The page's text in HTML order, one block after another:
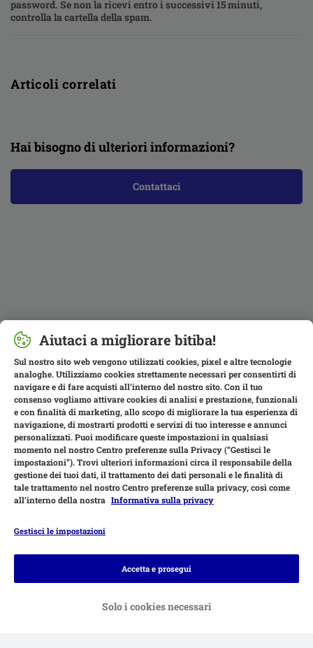
password. Se non la ricevi entro i successivi 15 minuti,
controlla la cartella della spam.
Articoli correlati
Hai bisogno di ulteriori informazioni?
Contattaci
Modalità di pagamento
Bonifico. Contrassegno.
Aiutaci a migliorare bitiba!
Sul nostro sito web vengono utilizzati cookies, pixel e altre tecnologie
analoghe. Utilizziamo cookies strettamente necessari per consentirti di
navigare e di fare acquisti all’interno del nostro sito. Con il tuo
consenso vogliamo attivare cookies di analisi e prestazione, funzionali
e con finalità di marketing, allo scopo di migliorare la tua esperienza di
navigazione, di mostrarti prodotti e servizi di tuo interesse e annunci
personalizzati. Puoi modificare queste impostazioni in qualsiasi
momento nel nostro Centro preferenze sulla Privacy (“Gestisci le
impostazioni”). Trovi ulteriori informazioni circa il responsabile della
gestione dei tuoi dati, il trattamento dei dati personali e le finalità di
tale trattamento nel nostro Centro preferenze sulla privacy, così come
all’interno della nostra Informativa sulla privacy
Gestisci le impostazioni
Solo i cookies necessari
Accetta e prosegui